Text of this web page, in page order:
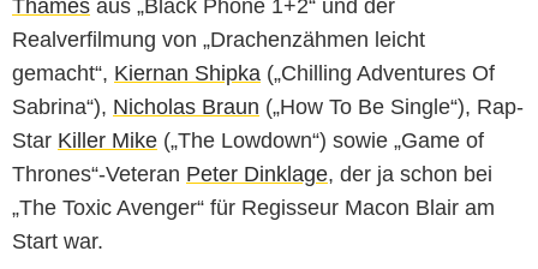
Thames aus „Black Phone 1+2“ und der
Realverfilmung von „Drachenzähmen leicht
gemacht“, Kiernan Shipka („Chilling Adventures Of
Sabrina“), Nicholas Braun („How To Be Single“), Rap-
Star Killer Mike („The Lowdown“) sowie „Game of
Thrones“-Veteran Peter Dinklage, der ja schon bei
„The Toxic Avenger“ für Regisseur Macon Blair am
Start war.